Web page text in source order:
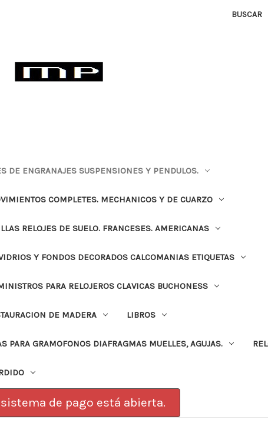
BUSCAR
DE ENGRANAJES SUSPENSIONES Y PENDULOS.
COMPLETES. MECHANICOS Y DE CUARZO
RELOJES DE SUELO. FRANCESES. AMERICANAS
Y FONDOS DECORADOS CALCOMANIAS ETIQUETAS
PARA RELOJEROS CLAVICAS BUCHONESS
DE MADERA LIBROS
PARA GRAMOFONOS DIAFRAGMAS MUELLES, AGUJAS.
de pago está abierta.